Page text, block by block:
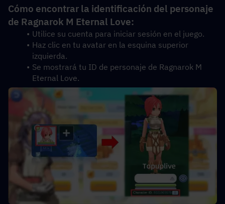
Cómo encontrar la identificación del personaje
de Ragnarok M Eternal Love:
Utilice su cuenta para iniciar sesión en el juego.
Haz clic en tu avatar en la esquina superior
izquierda.
Se mostrará tu ID de personaje de Ragnarok M
Eternal Love.